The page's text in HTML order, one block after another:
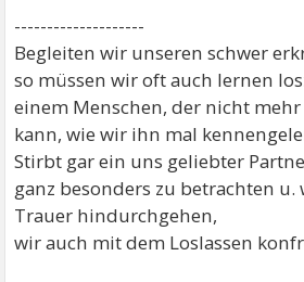
--------------------
Begleiten wir unseren schwer
so müssen wir oft auch lernen
einem Menschen, der nicht mehr
kann, wie wir ihn mal
Stirbt gar ein uns geliebter
ganz besonders zu betrachten
Trauer hindurchgehen,
wir auch mit dem Loslassen